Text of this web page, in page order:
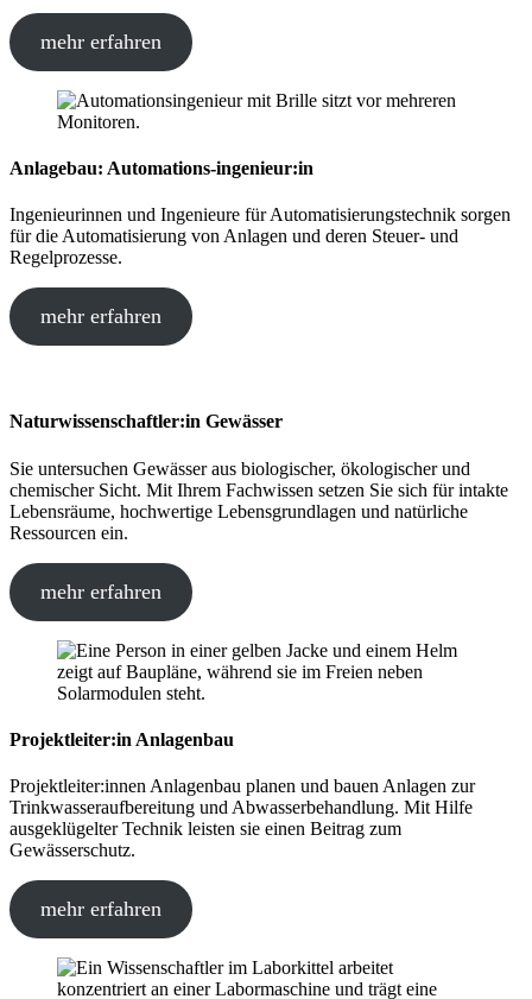
mehr erfahren
Anlagebau: Automations-ingenieur:in
Ingenieurinnen und Ingenieure für Automatisierungstechnik sorgen
für die Automatisierung von Anlagen und deren Steuer- und
Regelprozesse.
mehr erfahren
Naturwissenschaftler:in Gewässer
Sie untersuchen Gewässer aus biologischer, ökologischer und
chemischer Sicht. Mit Ihrem Fachwissen setzen Sie sich für intakte
Lebensräume, hochwertige Lebensgrundlagen und natürliche
Ressourcen ein.
mehr erfahren
Projektleiter:in Anlagenbau
Projektleiter:innen Anlagenbau planen und bauen Anlagen zur
Trinkwasseraufbereitung und Abwasserbehandlung. Mit Hilfe
ausgeklügelter Technik leisten sie einen Beitrag zum
Gewässerschutz.
mehr erfahren